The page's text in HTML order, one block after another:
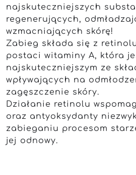
najskuteczniejszych
regenerujących,
wzmacniających skórę!
Zabieg składa się z
postaci witaminy A, która
najskuteczniejszym ze
wpływających na
zagęszczenie skóry.
Działanie retinolu
oraz antyoksydanty
zabieganiu procesom
jej odnowy.